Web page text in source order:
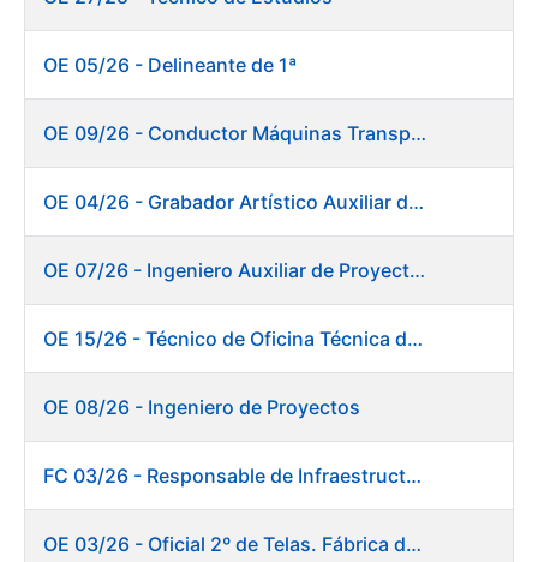
OE 05/26 - Delineante de 1ª
OE 09/26 - Conductor Máquinas Transportadoras Elevadoras. Fábrica de Papel
OE 04/26 - Grabador Artístico Auxiliar de Originales
OE 07/26 - Ingeniero Auxiliar de Proyectos. Ceres
OE 15/26 - Técnico de Oficina Técnica de Producto. Fábrica de Papel
OE 08/26 - Ingeniero de Proyectos
FC 03/26 - Responsable de Infraestructuras de TI
OE 03/26 - Oficial 2º de Telas. Fábrica de Papel